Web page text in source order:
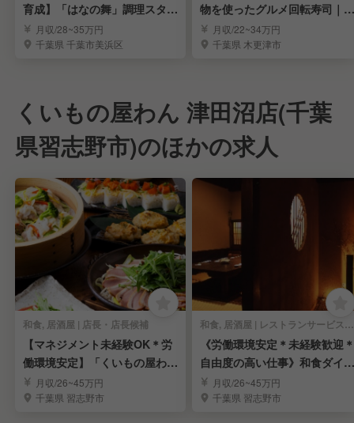
育成】「はなの舞」調理スタッ
フ 月収/28~35万円
千葉県 千葉市美浜区
物を使ったグルメ回転寿司｜経
験を活かせる環境
月収/22~34万円
千葉県 木更津市
くいもの屋わん 津田沼店(千葉
県習志野市)のほかの求人
和食, 居酒屋 | 店長・店長候補
【マネジメント未経験OK＊労
働環境安定】「くいもの屋わ
ん」の店長候補を募集
月収/26~45万円
千葉県 習志野市
和食, 居酒屋 | レストランサービス・ホールスタッフ
《労働環境安定＊未経験歓迎＊
自由度の高い仕事》和食ダイニ
ングの店舗スタッフ
月収/26~45万円
千葉県 習志野市